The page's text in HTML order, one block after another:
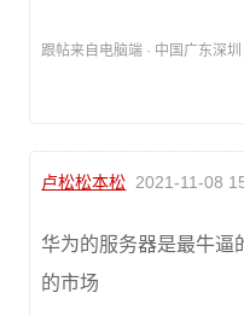
跟帖来自电脑端 · 中国广东深圳
卢松松本松 2021-11-08
华为的服务器是最牛逼
的市场